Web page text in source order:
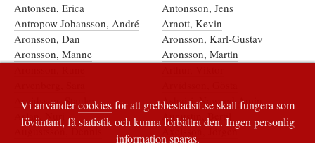
Antonsen, Erica
Antonsson, Jens
Antropow Johansson, André
Arnott, Kevin
Aronsson, Dan
Aronsson, Karl-Gustav
Aronsson, Manne
Aronsson, Martin
Arvidsson, Stanley
Ashairi, Naweed Amin
Aslan, Nuri
Augustin, Bertil
Augustsson, Dennis
Axelsson, Jörgen
Vi användercookiesför att grebbestadsif.se skall fungera som
föväntant, få statistik och kunna förbättra den. Ingen personlig
information sparas.